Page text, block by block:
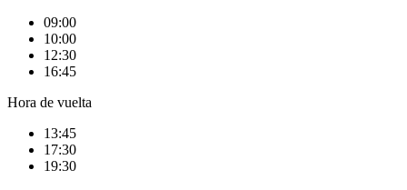
09:00
10:00
12:30
16:45
Hora de vuelta
13:45
17:30
19:30